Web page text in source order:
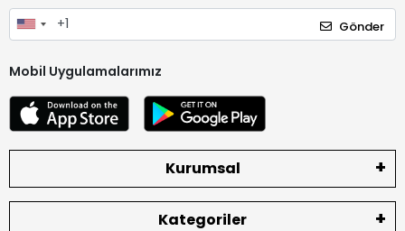
Gönder
Mobil Uygulamalarımız
Kurumsal
Kategoriler